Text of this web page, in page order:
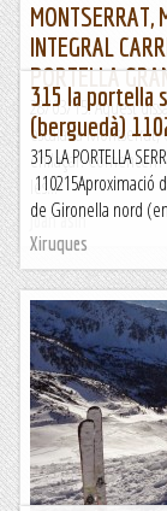
MONTSERRAT,
INTEGRAL
PORTELLA
28/03/15. Aquest
escalar a Montserrat,
enllaçar. Comencem
les...
Joan asín
315 la portella
(berguedà)
315 LA PORTELLA
110215Aproximació
de Gironella nord
Xiruques